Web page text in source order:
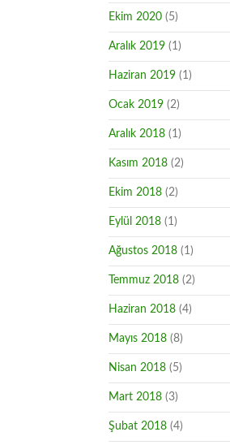
Ekim 2020 (5)
Aralık 2019 (1)
Haziran 2019 (1)
Ocak 2019 (2)
Aralık 2018 (1)
Kasım 2018 (2)
Ekim 2018 (2)
Eylül 2018 (1)
Ağustos 2018 (1)
Temmuz 2018 (2)
Haziran 2018 (4)
Mayıs 2018 (8)
Nisan 2018 (5)
Mart 2018 (3)
Şubat 2018 (4)